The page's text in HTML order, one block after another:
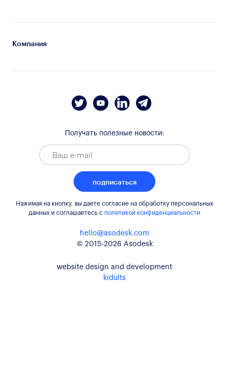
Компания
Получать полезные новости:
подписаться
Нажимая на кнопку, вы даете согласие на обработку персональных
данных и соглашаетесь c политикой конфиденциальности
hello@asodesk.com
© 2015-2026 Asodesk
website design and development
kidults